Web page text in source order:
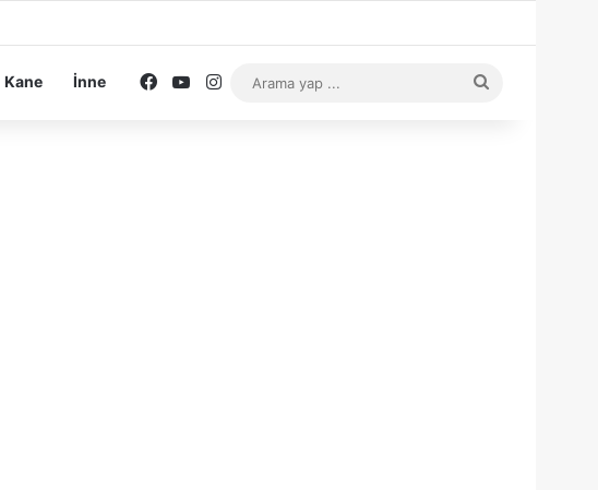
Kane İnne Facebook
YouTube
Instagram